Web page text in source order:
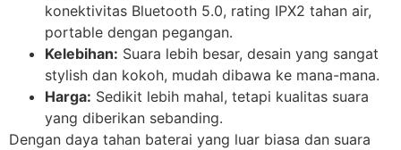
konektivitas Bluetooth 5.0, rating IPX2 tahan air,
portable dengan pegangan.
Kelebihan: Suara lebih besar, desain yang sangat
stylish dan kokoh, mudah dibawa ke mana-mana.
Harga: Sedikit lebih mahal, tetapi kualitas suara
yang diberikan sebanding.
Dengan daya tahan baterai yang luar biasa dan suara